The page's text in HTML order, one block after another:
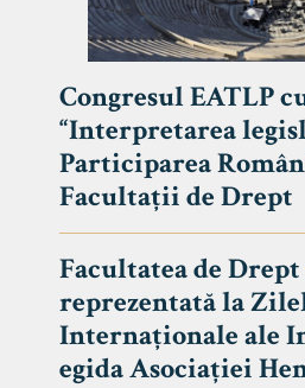
Congresul EATLP
“Interpretarea
Participarea
Facultații de Drept
Facultatea de Drept
reprezentată la
Internaționale ale
egida Asociației